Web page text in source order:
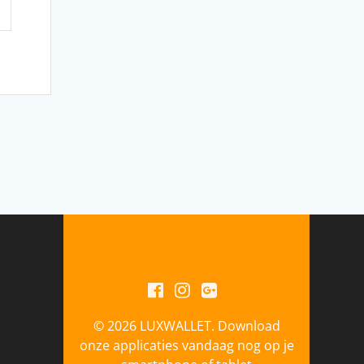
© 2026 LUXWALLET. Download
onze applicaties vandaag nog op je